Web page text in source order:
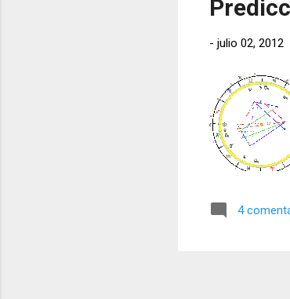
- julio 02, 2012
4